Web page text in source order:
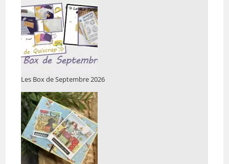
Les Box de Septembre 2026